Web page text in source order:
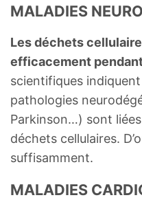
MALADIES
Les déchets
efficacement
scientifiques
pathologies
Parkinson…) sont
déchets cellulaires.
suffisamment.
MALADIES